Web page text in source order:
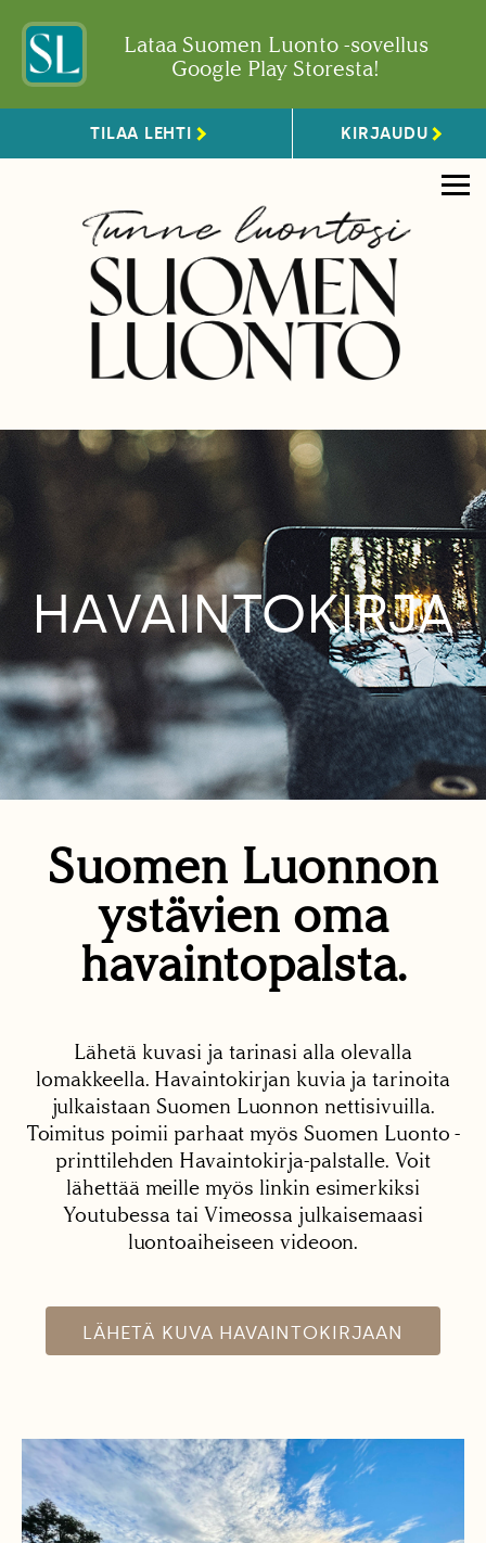
Lataa Suomen Luonto -sovellus
Google Play Storesta!
TILAA LEHTI KIRJAUDU
HAVAINTOKIRJA
Suomen Luonnon
ystävien oma
havaintopalsta.
Lähetä kuvasi ja tarinasi alla olevalla
lomakkeella. Havaintokirjan kuvia ja tarinoita
julkaistaan Suomen Luonnon nettisivuilla.
Toimitus poimii parhaat myös Suomen Luonto -
printtilehden Havaintokirja-palstalle. Voit
lähettää meille myös linkin esimerkiksi
Youtubessa tai Vimeossa julkaisemaasi
luontoaiheiseen videoon.
LÄHETÄ KUVA HAVAINTOKIRJAAN